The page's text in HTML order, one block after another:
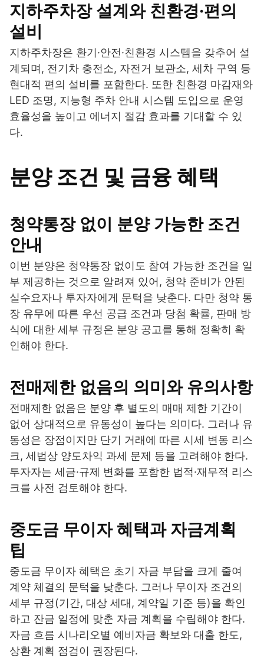
지하주차장 설계와 친환경·편의
설비
지하주차장은 환기·안전·친환경 시스템을 갖추어 설
계되며, 전기차 충전소, 자전거 보관소, 세차 구역 등
현대적 편의 설비를 포함한다. 또한 친환경 마감재와
LED 조명, 지능형 주차 안내 시스템 도입으로 운영
효율성을 높이고 에너지 절감 효과를 기대할 수 있
다.
분양 조건 및 금융 혜택
청약통장 없이 분양 가능한 조건
안내
이번 분양은 청약통장 없이도 참여 가능한 조건을 일
부 제공하는 것으로 알려져 있어, 청약 준비가 안된
실수요자나 투자자에게 문턱을 낮춘다. 다만 청약 통
장 유무에 따른 우선 공급 조건과 당첨 확률, 판매 방
식에 대한 세부 규정은 분양 공고를 통해 정확히 확
인해야 한다.
전매제한 없음의 의미와 유의사항
전매제한 없음은 분양 후 별도의 매매 제한 기간이
없어 상대적으로 유동성이 높다는 의미다. 그러나 유
동성은 장점이지만 단기 거래에 따른 시세 변동 리스
크, 세법상 양도차익 과세 문제 등을 고려해야 한다.
투자자는 세금·규제 변화를 포함한 법적·재무적 리스
크를 사전 검토해야 한다.
중도금 무이자 혜택과 자금계획
팁
중도금 무이자 혜택은 초기 자금 부담을 크게 줄여
계약 체결의 문턱을 낮춘다. 그러나 무이자 조건의
세부 규정(기간, 대상 세대, 계약일 기준 등)을 확인
하고 잔금 일정에 맞춘 자금 계획을 수립해야 한다.
자금 흐름 시나리오별 예비자금 확보와 대출 한도,
상환 계획 점검이 권장된다.